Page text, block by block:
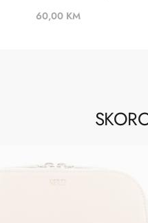
60,00 KM